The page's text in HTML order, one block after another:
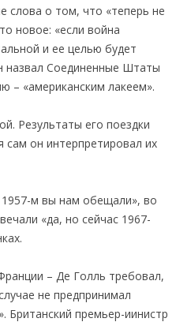
слова о том, что «теперь не
новое: «если война
и ее целью будет
назвал Соединенные Штаты
– «американским лакеем».
Результаты его поездки
он интерпретировал их
м вы нам обещали», во
«да, но сейчас 1967-
– Де Голль требовал,
не предпринимал
Британский премьер-иинистр